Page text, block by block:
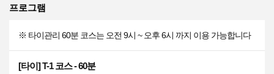
프로그램
※ 타이관리 60분 코스는 오전 9시 ~ 오후 6시 까지 이용 가능합니다
[타이] T-1 코스 - 60분